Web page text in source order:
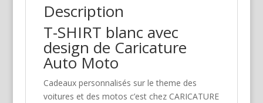
Description
T-SHIRT blanc avec
design de Caricature
Auto Moto
Cadeaux personnalisés sur le theme des
voitures et des motos c’est chez CARICATURE